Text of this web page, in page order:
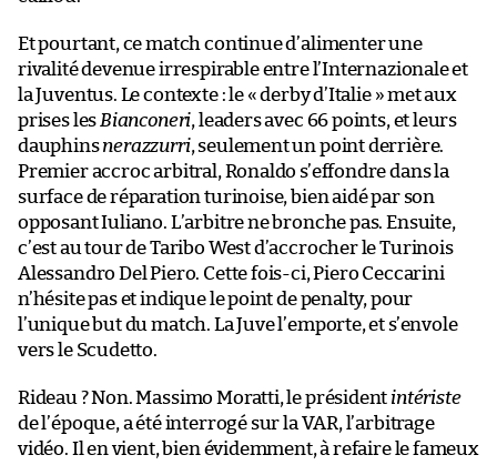
Et pourtant, ce match continue d’alimenter une
rivalité devenue irrespirable entre l’Internazionale et
la Juventus. Le contexte : le « derby d’Italie » met aux
prises les Bianconeri, leaders avec 66 points, et leurs
dauphinsnerazzurri, seulement un point derrière.
Premier accroc arbitral, Ronaldo s’effondre dans la
surface de réparation turinoise, bien aidé par son
opposant Iuliano. L’arbitre ne bronche pas. Ensuite,
c’est au tour de Taribo West d’accrocher le Turinois
Alessandro Del Piero. Cette fois-ci, Piero Ceccarini
n’hésite pas et indique le point de penalty, pour
l’unique but du match. La Juve l’emporte, et s’envole
vers le Scudetto.
Rideau ? Non. Massimo Moratti, le président intériste
de l’époque, a été interrogé sur la VAR, l’arbitrage
vidéo. Il en vient, bien évidemment, à refaire le fameux